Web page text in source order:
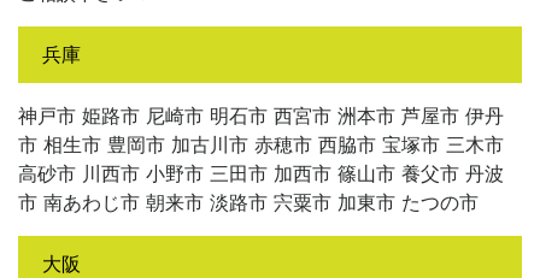
兵庫
神戸市 姫路市 尼崎市 明石市 西宮市 洲本市 芦屋市 伊丹
市 相生市 豊岡市 加古川市 赤穂市 西脇市 宝塚市 三木市
高砂市 川西市 小野市 三田市 加西市 篠山市 養父市 丹波
市 南あわじ市 朝来市 淡路市 宍粟市 加東市 たつの市
大阪